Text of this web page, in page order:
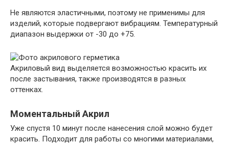
Не являются эластичными, поэтому не применимы для
изделий, которые подвергают вибрациям. Температурный
диапазон выдержки от -30 до +75.
Акриловый вид выделяется возможностью красить их
после застывания, также производятся в разных
оттенках.
Моментальный Акрил
Уже спустя 10 минут после нанесения слой можно будет
красить. Подходит для работы со многими материалами,